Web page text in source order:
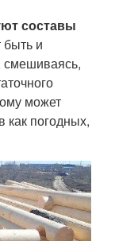
составы
быть и
смешиваясь,
может
как погодных,